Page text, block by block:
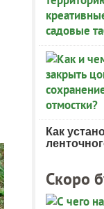
Как
Скоро